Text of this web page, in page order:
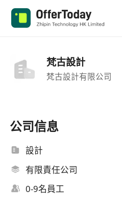
梵古設計
梵古設計有限公司
公司信息
設計
有限責任公司
0-9名員工